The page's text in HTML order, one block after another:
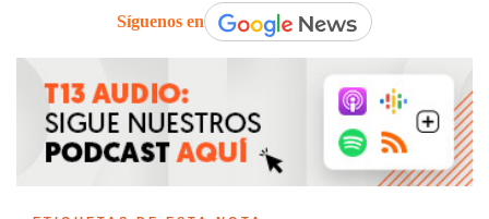
Síguenos en